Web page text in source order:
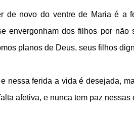
de novo do ventre de Maria é a
envergonham dos filhos por não
planos de Deus, seus filhos
nessa ferida a vida é desejada,
afetiva, e nunca tem paz nessas